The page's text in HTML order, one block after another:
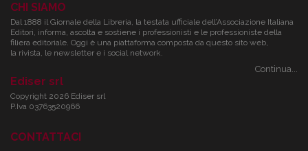
CHI SIAMO
Dal 1888 il Giornale della Libreria, la testata ufficiale dell’Associazione Italiana
Editori, informa, ascolta e sostiene i professionisti e le professioniste della
filiera editoriale. Oggi è una piattaforma composta da questo sito web,
la rivista, le newsletter e i social network.
Continua...
Ediser srl
Copyright 2026 Ediser srl
P.Iva 03763520966
CONTATTACI